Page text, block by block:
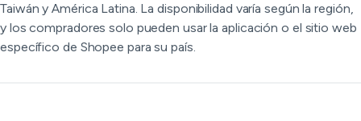
Taiwán y América Latina. La disponibilidad varía según la región,
y los compradores solo pueden usar la aplicación o el sitio web
específico de Shopee para su país.